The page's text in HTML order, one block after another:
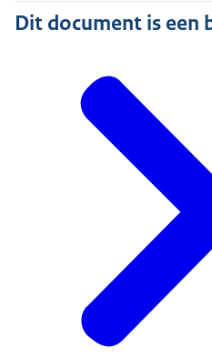
Dit document is een